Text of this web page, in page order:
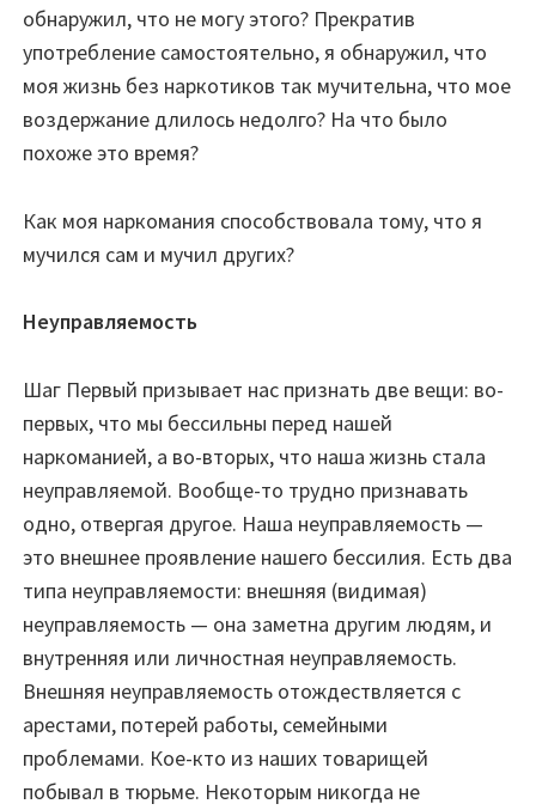
обнаружил, что не могу этого? Прекратив
употребление самостоятельно, я обнаружил, что
моя жизнь без наркотиков так мучительна, что мое
воздержание длилось недолго? На что было
похоже это время?
Как моя наркомания способствовала тому, что я
мучился сам и мучил других?
Неуправляемость
Шаг Первый призывает нас признать две вещи: во-
первых, что мы бессильны перед нашей
наркоманией, а во-вторых, что наша жизнь стала
неуправляемой. Вообще-то трудно признавать
одно, отвергая другое. Наша неуправляемость —
это внешнее проявление нашего бессилия. Есть два
типа неуправляемости: внешняя (видимая)
неуправляемость — она заметна другим людям, и
внутренняя или личностная неуправляемость.
Внешняя неуправляемость отождествляется с
арестами, потерей работы, семейными
проблемами. Кое-кто из наших товарищей
побывал в тюрьме. Некоторым никогда не